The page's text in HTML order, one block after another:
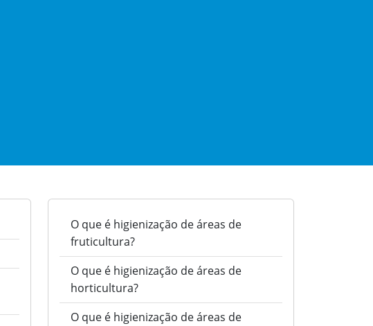
O que é higienização de áreas de
fruticultura?
O que é higienização de áreas de
horticultura?
O que é higienização de áreas de